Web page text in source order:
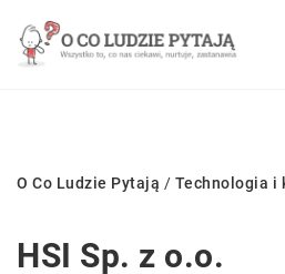
O Co Ludzie Pytają / Technologia i
HSI Sp. z o.o.